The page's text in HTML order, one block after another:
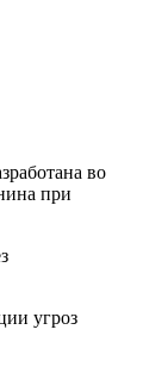
во
при
угроз